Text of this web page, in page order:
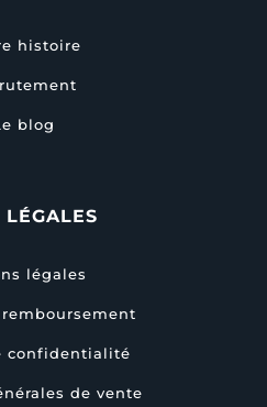
histoire
blog
LÉGALES
légales
confidentialité
de vente